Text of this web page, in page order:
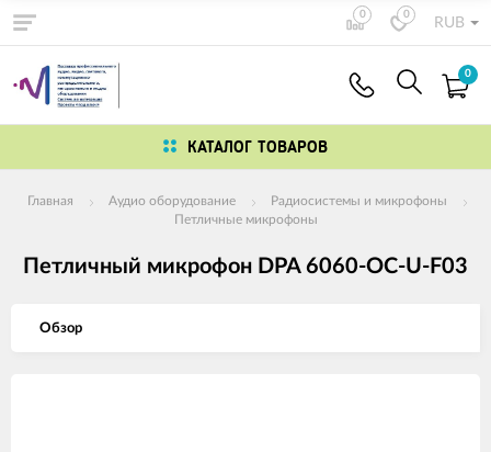
0 0
RUB
0
КАТАЛОГ ТОВАРОВ
Главная Аудио оборудование
Радиосистемы и микрофоны
Петличные микрофоны
Петличный микрофон DPA 6060-OC-U-F03
Обзор